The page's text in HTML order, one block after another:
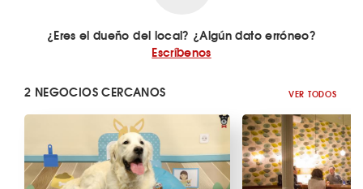
¿Eres el dueño del local? ¿Algún dato erróneo?
Escríbenos
2 NEGOCIOS CERCANOS VER TODOS